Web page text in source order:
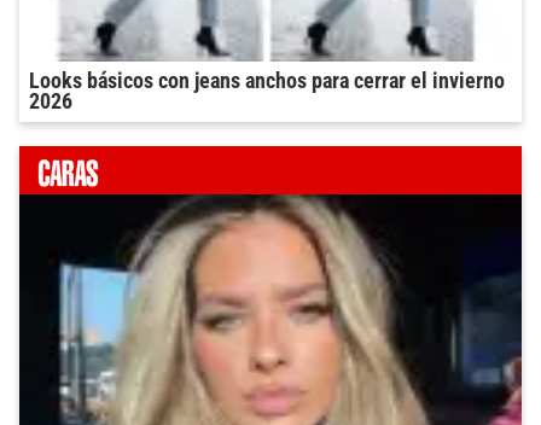
Looks básicos con jeans anchos para cerrar el invierno
2026